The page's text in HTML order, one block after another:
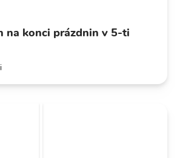
na konci prázdnin v 5-ti